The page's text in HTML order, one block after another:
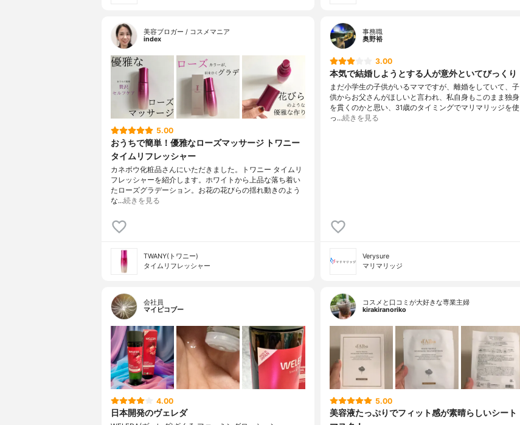
美容ブロガー / コスメマニア
index
5.00
おうちで簡単！優雅なローズマッサージ トワニー
タイムリフレッシャー
カネボウ化粧品さんにいただきました。トワニー タイムリ
フレッシャーを紹介します。ホワイトから上品な落ち着い
たローズグラデーション。お花の花びらの揺れ動きのよう
な…続きを見る
TWANY(トワニー)
タイムリフレッシャー
事務職
奥野裕
3.00
本気で結婚しようとする人が意外といてびっくり
まだ小学生の子供がいるママですが、離婚をしていて、子
供からお父さんがほしいと言われ、私自身もこのまま独身
を貫くのかと思い、31歳のタイミングでマリマリッジを使
っ…続きを見る
Verysure
マリマリッジ
会社員
マイピコブー
4.00
日本開発のヴェレダ
コスメと口コミが大好きな専業主婦
kirakiranoriko
5.00
美容液たっぷりでフィット感が素晴らしいシート